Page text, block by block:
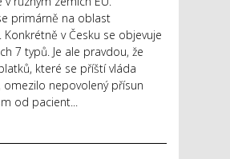
primárně na oblast
Konkrétně v Česku se objevuje
7 typů. Je ale pravdou, že
které se příští vláda
omezilo nepovolený přísun
od pacient...